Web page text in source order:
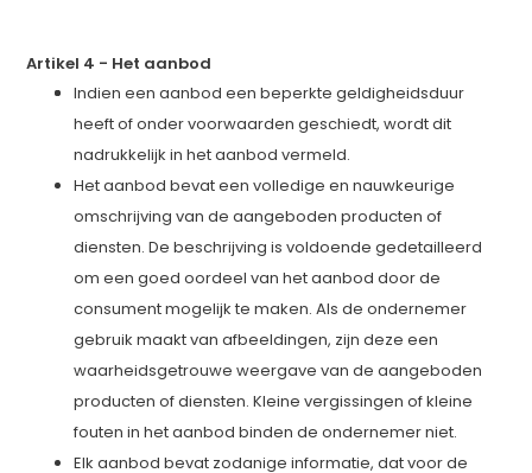
Artikel 4 - Het aanbod
Indien een aanbod een beperkte geldigheidsduur
heeft of onder voorwaarden geschiedt, wordt dit
nadrukkelijk in het aanbod vermeld.
Het aanbod bevat een volledige en nauwkeurige
omschrijving van de aangeboden producten of
diensten. De beschrijving is voldoende gedetailleerd
om een goed oordeel van het aanbod door de
consument mogelijk te maken. Als de ondernemer
gebruik maakt van afbeeldingen, zijn deze een
waarheidsgetrouwe weergave van de aangeboden
producten of diensten. Kleine vergissingen of kleine
fouten in het aanbod binden de ondernemer niet.
Elk aanbod bevat zodanige informatie, dat voor de